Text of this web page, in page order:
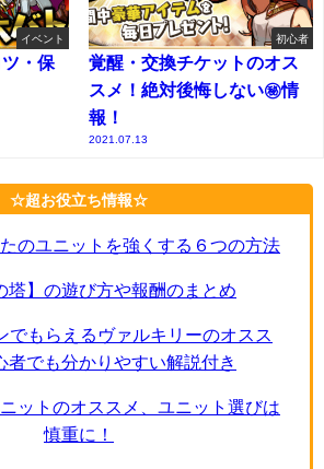
イベント
・保
初心者
覚醒・交換チケットのオス
スメ！絶対後悔しない㊙情
報！
2021.07.13
☆超お役立ち情報☆
のユニットを強くする６つの方法
】の遊び方や報酬のまとめ
もらえるヴァルキリーのオスス
者でも分かりやすい解説付き
ットのオススメ、ユニット選びは
慎重に！